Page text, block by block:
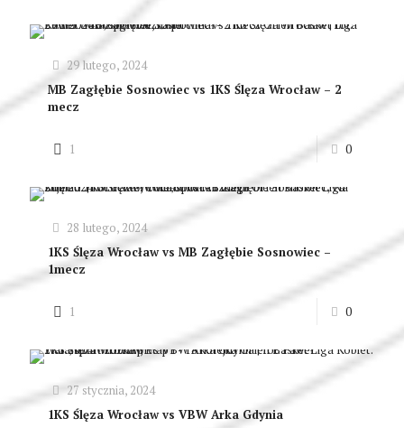
29 lutego, 2024
MB Zagłębie Sosnowiec vs 1KS Ślęza Wrocław – 2
mecz
1 0
28 lutego, 2024
1KS Ślęza Wrocław vs MB Zagłębie Sosnowiec –
1mecz
1 0
27 stycznia, 2024
1KS Ślęza Wrocław vs VBW Arka Gdynia